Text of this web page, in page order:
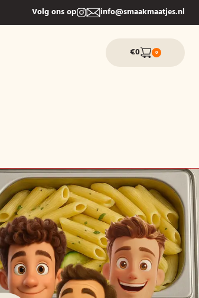
Volg ons op info@smaakmaatjes.nl
€0 0